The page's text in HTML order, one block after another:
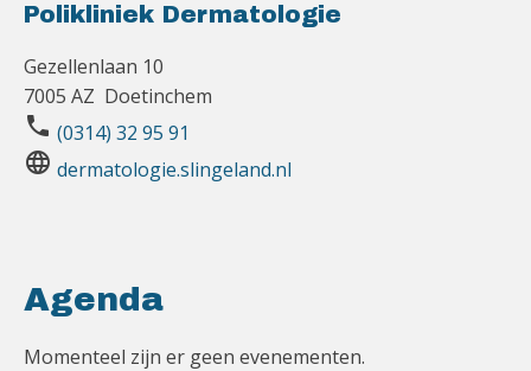
Polikliniek Dermatologie
Gezellenlaan 10
7005 AZ Doetinchem
phone (0314) 32 95 91
language dermatologie.slingeland.nl
Agenda
Momenteel zijn er geen evenementen.